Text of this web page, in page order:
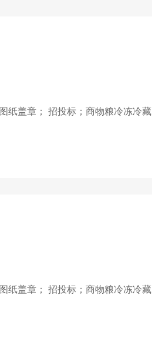
纸盖章； 招投标；商物粮冷冻冷藏
纸盖章； 招投标；商物粮冷冻冷藏